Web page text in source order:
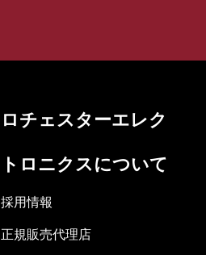
ロチェスターエレク
トロニクスについて
採用情報
正規販売代理店